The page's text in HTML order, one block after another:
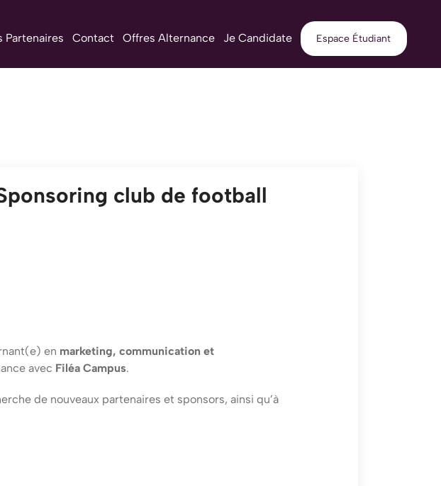
Partenaires Contact Offres Alternance Je Candidate Espace Étudiant
club de football
en marketing, communication et
avec Filéa Campus.
de nouveaux partenaires et sponsors, ainsi qu’à